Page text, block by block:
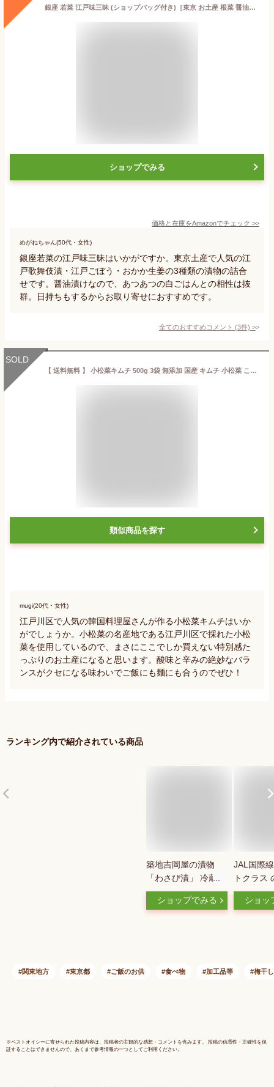
銀座 若菜 江戸味三昧 (ショップバッグ付き)［東京 お土産 根菜 醤油漬 ］晩酌 ごはんのおとも
ショップでみる
価格と在庫をAmazonでチェック >>
めがねちゃん(50代・女性)
銀座若菜の江戸味三昧はいかがですか。東京土産で人気の江
戸歌舞伎漬・江戸ごぼう・おかか生姜の3種類の漬物の詰合
せです。醤油漬けなので、あつあつの白ごはんとの相性は抜
群。日持ちもするからお取り寄せにおすすめです。
全てのおすすめコメント (3件) >
SOLD
【 送料無料 】 小松菜キムチ 500g 3袋 無添加 国産 キムチ 小松菜 こまつな 野菜 ご飯のお供 お取り寄せ 通販 手作り のほほん
類似商品を探す
mugi(20代・女性)
江戸川区で人気の韓国料理屋さんが作る小松菜キムチはいか
がでしょうか。小松菜の名産地である江戸川区で採れた小松
菜を使用しているので、まさにここでしか買えない特別感た
っぷりのお土産になると思います。酸味と辛みの絶妙なバラ
ンスがクセになる味わいでご飯にも麺にも合うのでぜひ！
ランキング内で紹介されている商品
築地吉岡屋の漬物
「わさび漬」 冷蔵
便 [築地,吉岡屋,漬
物,わさび漬け]
ショップでみる
JAL国際
トクラス
採用 皮つ
ら漬 半
ら市 甘
ショッ
関東地方 東京都 ご飯のお供 食べ物 加工品等 梅干
※ベストオイシーに寄せられた投稿内容は、投稿者の主観的な感想・コメントを含みます。 投稿の信憑性・正確性を保
証することはできませんので、あくまで参考情報の一つとしてご利用ください。